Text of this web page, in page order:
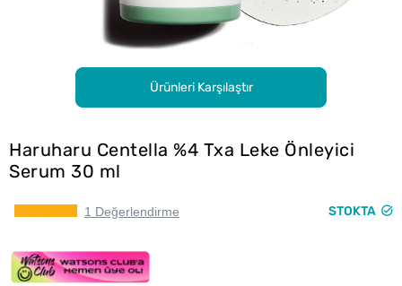
Ürünleri Karşılaştır
Haruharu Centella %4 Txa Leke Önleyici
Serum 30 ml
1 Değerlendirme STOKTA